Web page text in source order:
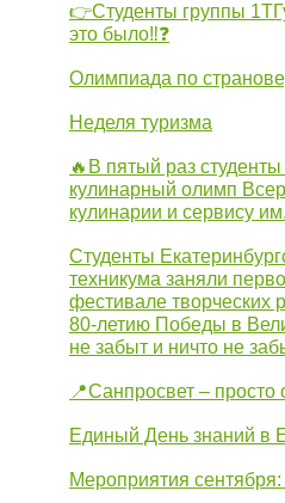
👉Студенты группы
это было‼❓
Олимпиада по
Неделя туризма
🔥В пятый раз
кулинарный олимп
кулинарии и сервису
Студенты
техникума заняли
фестивале
80-летию Победы в
не забыт и ничто не
📍Санпросвет –
Единый День знаний в
Мероприятия